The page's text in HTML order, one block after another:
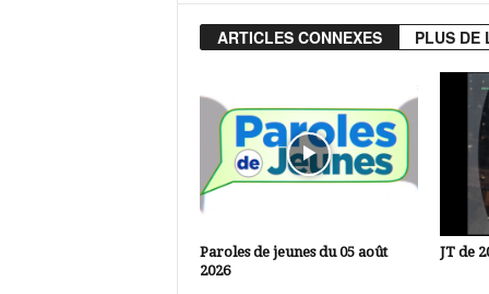
ARTICLES CONNEXES PLUS DE
Paroles de jeunes du 05 août
2026
JT de